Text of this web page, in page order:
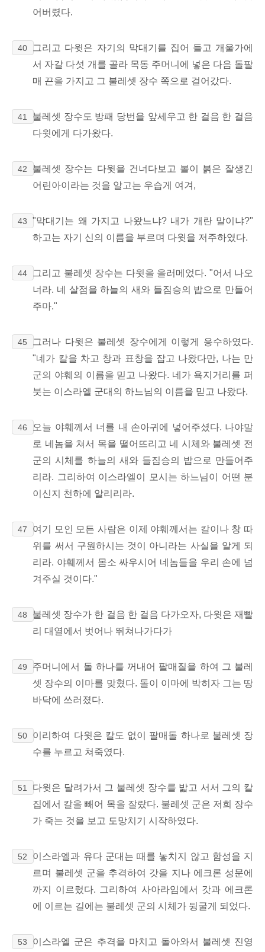
어버렸다.
40
그리고 다윗은 자기의 막대기를 집어 들고 개울가에
서 자갈 다섯 개를 골라 목동 주머니에 넣은 다음 돌팔
매 끈을 가지고 그 불레셋 장수 쪽으로 걸어갔다.
41
불레셋 장수도 방패 당번을 앞세우고 한 걸음 한 걸음
다윗에게 다가왔다.
42
불레셋 장수는 다윗을 건너다보고 볼이 붉은 잘생긴
어린아이라는 것을 알고는 우습게 여겨,
43
"막대기는 왜 가지고 나왔느냐? 내가 개란 말이냐?"
하고는 자기 신의 이름을 부르며 다윗을 저주하였다.
44
그리고 불레셋 장수는 다윗을 을러메었다. "어서 나오
너라. 네 살점을 하늘의 새와 들짐승의 밥으로 만들어
주마."
45
그러나 다윗은 불레셋 장수에게 이렇게 응수하였다.
"네가 칼을 차고 창과 표창을 잡고 나왔다만, 나는 만
군의 야훼의 이름을 믿고 나왔다. 네가 욕지거리를 퍼
붓는 이스라엘 군대의 하느님의 이름을 믿고 나왔다.
46
오늘 야훼께서 너를 내 손아귀에 넣어주셨다. 나야말
로 네놈을 쳐서 목을 떨어뜨리고 네 시체와 불레셋 전
군의 시체를 하늘의 새와 들짐승의 밥으로 만들어주
리라. 그리하여 이스라엘이 모시는 하느님이 어떤 분
이신지 천하에 알리리라.
47
여기 모인 모든 사람은 이제 야훼께서는 칼이나 창 따
위를 써서 구원하시는 것이 아니라는 사실을 알게 되
리라. 야훼께서 몸소 싸우시어 네놈들을 우리 손에 넘
겨주실 것이다."
48
불레셋 장수가 한 걸음 한 걸음 다가오자, 다윗은 재빨
리 대열에서 벗어나 뛰쳐나가다가
49
주머니에서 돌 하나를 꺼내어 팔매질을 하여 그 불레
셋 장수의 이마를 맞혔다. 돌이 이마에 박히자 그는 땅
바닥에 쓰러졌다.
50
이리하여 다윗은 칼도 없이 팔매돌 하나로 불레셋 장
수를 누르고 쳐죽였다.
51
다윗은 달려가서 그 불레셋 장수를 밟고 서서 그의 칼
집에서 칼을 빼어 목을 잘랐다. 불레셋 군은 저희 장수
가 죽는 것을 보고 도망치기 시작하였다.
52
이스라엘과 유다 군대는 때를 놓치지 않고 함성을 지
르며 불레셋 군을 추격하여 갓을 지나 에크론 성문에
까지 이르렀다. 그리하여 사아라임에서 갓과 에크론
에 이르는 길에는 불레셋 군의 시체가 뒹굴게 되었다.
53
이스라엘 군은 추격을 마치고 돌아와서 불레셋 진영